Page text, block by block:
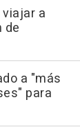
a
de
a "más
para